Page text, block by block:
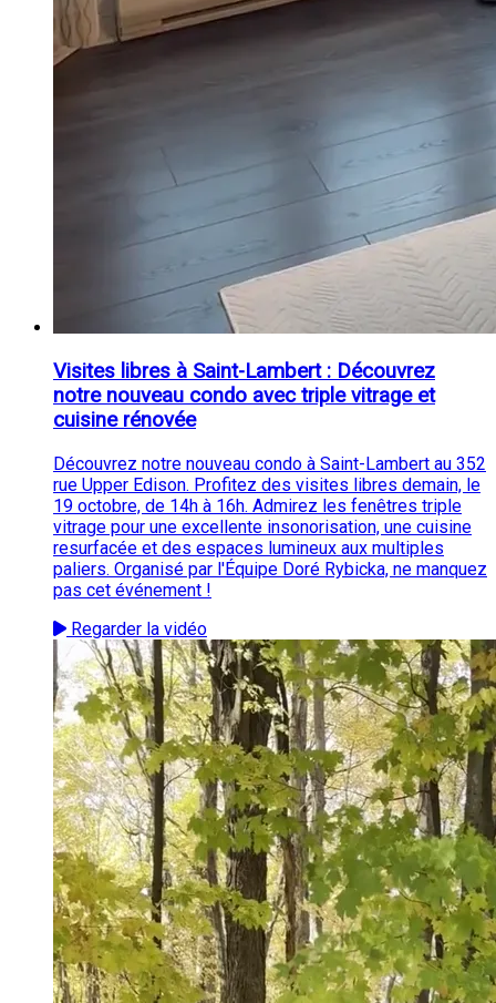
Visites libres à Saint-Lambert : Découvrez
notre nouveau condo avec triple vitrage et
cuisine rénovée
Découvrez notre nouveau condo à Saint-Lambert au 352
rue Upper Edison. Profitez des visites libres demain, le
19 octobre, de 14h à 16h. Admirez les fenêtres triple
vitrage pour une excellente insonorisation, une cuisine
resurfacée et des espaces lumineux aux multiples
paliers. Organisé par l'Équipe Doré Rybicka, ne manquez
pas cet événement !
Regarder la vidéo